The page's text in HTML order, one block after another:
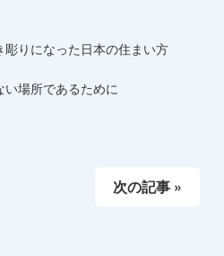
りになった日本の住まい方
場所であるために
次の記事 »